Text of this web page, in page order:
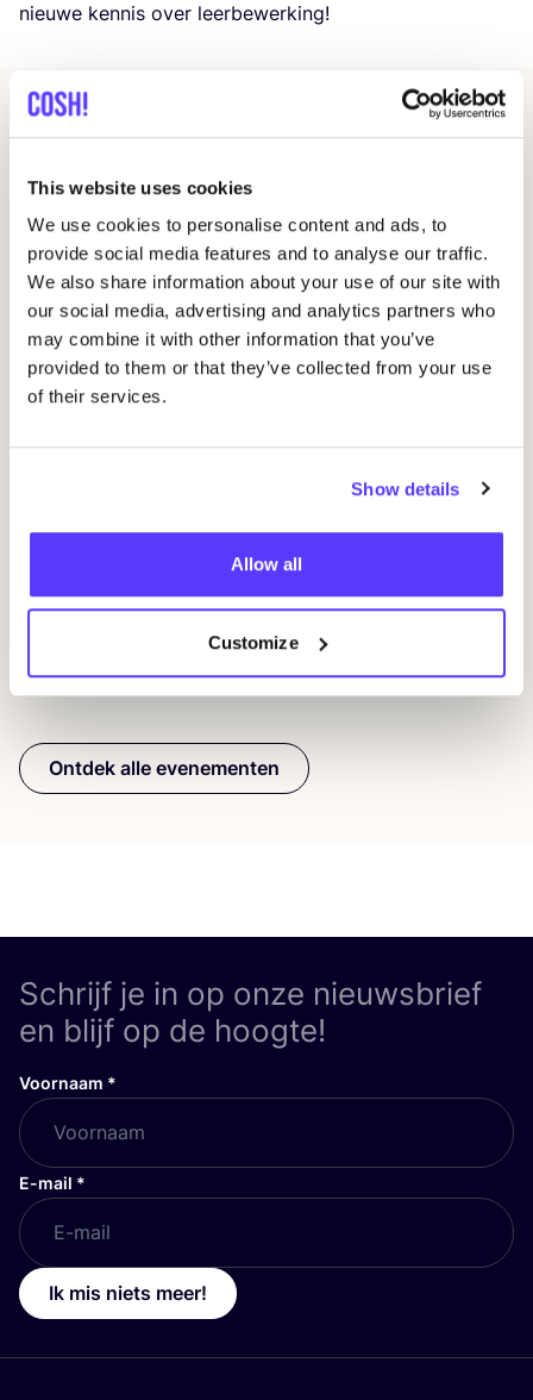
This website uses cookies
We use cookies to personalise content and ads, to
provide social media features and to analyse our traffic.
We also share information about your use of our site with
our social media, advertising and analytics partners who
may combine it with other information that you’ve
provided to them or that they’ve collected from your use
of their services.
Show details
Allow all
Customize
nieu­we ken­nis over leerbewerking!
Gerelateerde evenementen
je kleren: borduren met
Pieter Reypenslei 4-6 2640 Mortsel België
PreviousNext
Ontdek alle evenementen
Schrijf je in op onze nieuwsbrief
en blijf op de hoogte!
Voornaam *
E-mail *
Ik mis niets meer!